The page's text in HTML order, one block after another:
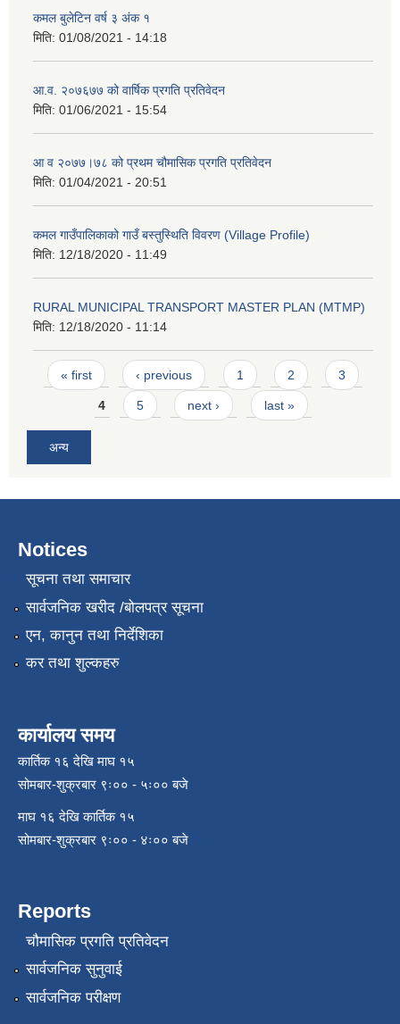
कमल बुलेटिन वर्ष ३ अंक १
मिति: 01/08/2021 - 14:18
आ.व. २०७६७७ को वार्षिक प्रगति प्रतिवेदन
मिति: 01/06/2021 - 15:54
आ व २०७७।७८ को प्रथम चौमासिक प्रगति प्रतिवेदन
मिति: 01/04/2021 - 20:51
कमल गाउँपालिकाको गाउँ बस्तुस्थिति विवरण (Village Profile)
मिति: 12/18/2020 - 11:49
RURAL MUNICIPAL TRANSPORT MASTER PLAN (MTMP)
मिति: 12/18/2020 - 11:14
Pages
« first ‹ previous 1 2 3
4 5 next › last »
अन्य
Notices
सूचना तथा समाचार
सार्वजनिक खरीद /बोलपत्र सूचना
एन, कानुन तथा निर्देशिका
कर तथा शुल्कहरु
कार्यालय समय
कार्तिक १६ देखि माघ १५
सोमबार-शुक्रबार ९ः०० - ५ः०० बजे
माघ १६ देखि कार्तिक १५
सोमबार-शुक्रबार ९ः०० - ४ः०० बजे
Reports
चौमासिक प्रगति प्रतिवेदन
सार्वजनिक सुनुवाई
सार्वजनिक परीक्षण